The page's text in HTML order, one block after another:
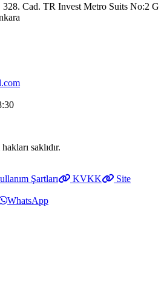
Cad. TR Invest Metro Suits No:2 G
saklıdır.
Şartları KVKK
Site
WhatsApp